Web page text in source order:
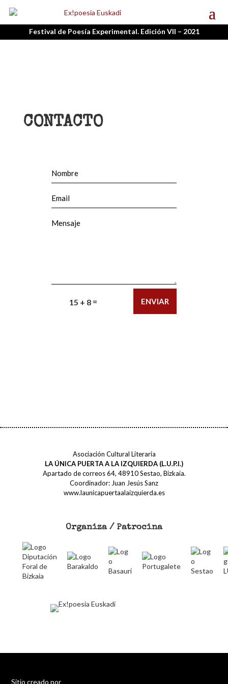
Festival de Poesía Experimental. Edición VII – 2021
CONTACTO
15 + 8 = ENVIAR
Asociación Cultural Literaria
LA ÚNICA PUERTA A LA IZQUIERDA (L.U.P.I.)
Apartado de correos 64, 48910 Sestao, Bizkaia.
Coordinador: Juan Jesús Sanz
www.launicapuertaalaizquierda.es
Organiza / Patrocina
Sitio creado por